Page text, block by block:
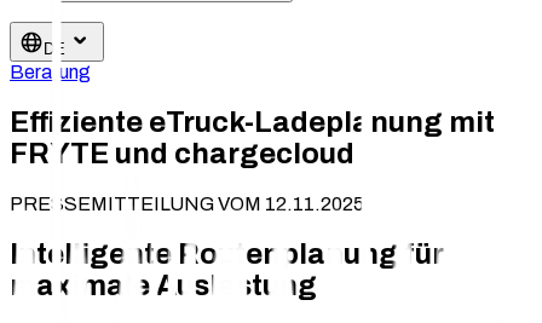
DE
Beratung
Effiziente eTruck-Ladeplanung mit
FRYTE und chargecloud
PRESSEMITTEILUNG VOM 12.11.2025
Intelligente Routenplanung für
maximale Auslastung